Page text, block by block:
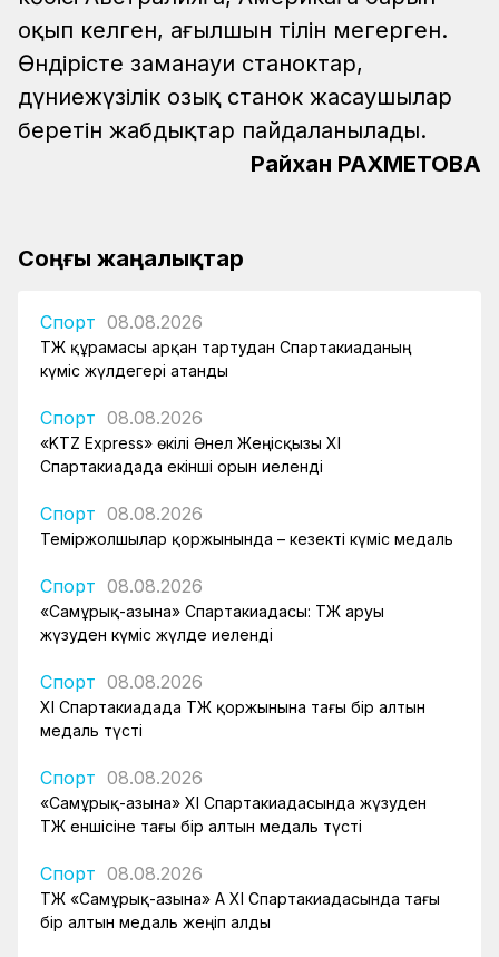
оқып келген, ағылшын тілін меңгерген.
Өндірісте заманауи станоктар,
дүниежүзілік озық станок жасаушылар
беретін жабдықтар пайдаланылады.
Райхан РАХМЕТОВА
Соңғы жаңалықтар
Спорт 08.08.2026
ҚТЖ құрамасы арқан тартудан Спартакиаданың
күміс жүлдегері атанды
Спорт 08.08.2026
«KTZ Express» өкілі Әнел Жеңісқызы XI
Спартакиадада екінші орын иеленді
Спорт 08.08.2026
Теміржолшылар қоржынында – кезекті күміс медаль
Спорт 08.08.2026
«Самұрық-Қазына» Спартакиадасы: ҚТЖ аруы
жүзуден күміс жүлде иеленді
Спорт 08.08.2026
XI Спартакиадада ҚТЖ қоржынына тағы бір алтын
медаль түсті
Спорт 08.08.2026
«Самұрық-Қазына» XI Спартакиадасында жүзуден
ҚТЖ еншісіне тағы бір алтын медаль түсті
Спорт 08.08.2026
ҚТЖ «Самұрық-Қазына» АҚ XI Спартакиадасында тағы
бір алтын медаль жеңіп алды